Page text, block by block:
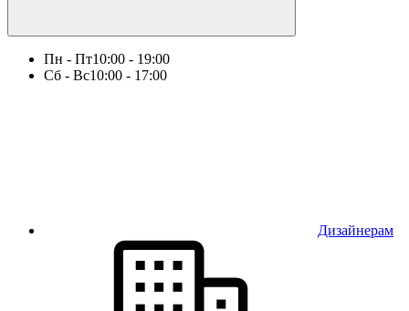
Пн - Пт10:00 - 19:00
Сб - Вс10:00 - 17:00
Дизайнерам